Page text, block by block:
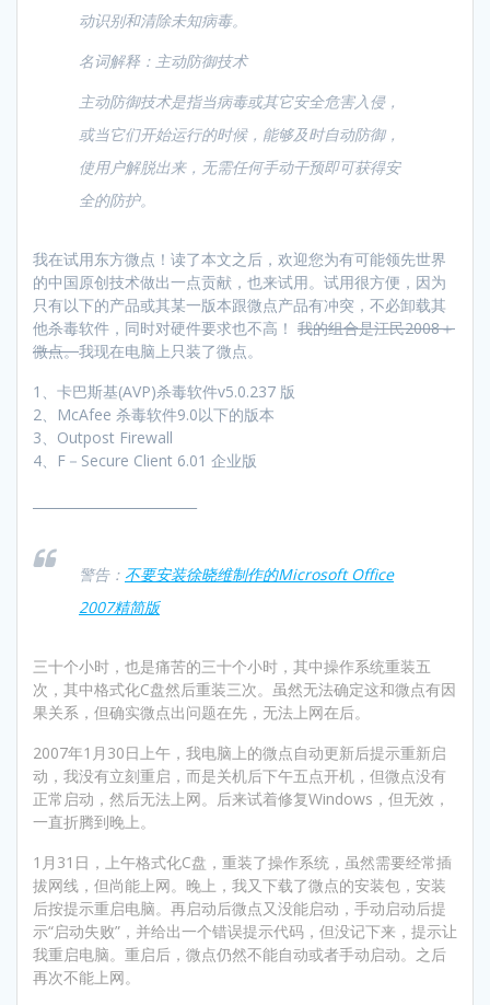
动识别和清除未知病毒。
名词解释：主动防御技术
主动防御技术是指当病毒或其它安全危害入侵，
或当它们开始运行的时候，能够及时自动防御，
使用户解脱出来，无需任何手动干预即可获得安
全的防护。
我在试用东方微点！读了本文之后，欢迎您为有可能领先世界
的中国原创技术做出一点贡献，也来试用。试用很方便，因为
只有以下的产品或其某一版本跟微点产品有冲突，不必卸载其
他杀毒软件，同时对硬件要求也不高！ 我的组合是江民2008＋
微点。我现在电脑上只装了微点。
1、卡巴斯基(AVP)杀毒软件v5.0.237 版
2、McAfee 杀毒软件9.0以下的版本
3、Outpost Firewall
4、F－Secure Client 6.01 企业版
警告： 不要安装徐晓维制作的Microsoft Office
2007精简版
三十个小时，也是痛苦的三十个小时，其中操作系统重装五
次，其中格式化C盘然后重装三次。虽然无法确定这和微点有因
果关系，但确实微点出问题在先，无法上网在后。
2007年1月30日上午，我电脑上的微点自动更新后提示重新启
动，我没有立刻重启，而是关机后下午五点开机，但微点没有
正常启动，然后无法上网。后来试着修复Windows，但无效，
一直折腾到晚上。
1月31日，上午格式化C盘，重装了操作系统，虽然需要经常插
拔网线，但尚能上网。晚上，我又下载了微点的安装包，安装
后按提示重启电脑。再启动后微点又没能启动，手动启动后提
示“启动失败”，并给出一个错误提示代码，但没记下来，提示让
我重启电脑。重启后，微点仍然不能自动或者手动启动。之后
再次不能上网。